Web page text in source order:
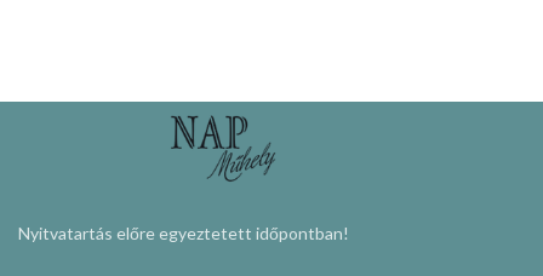
Nyitvatartás előre egyeztetett időpontban!